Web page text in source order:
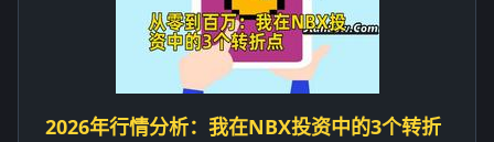
2026年行情分析：我在NBX投资中的3个转折